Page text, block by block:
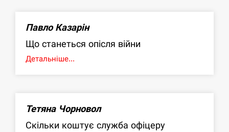
Павло Казарін
Що станеться опісля війни
Детальніше...
Тетяна Чорновол
Скільки коштує служба офіцеру